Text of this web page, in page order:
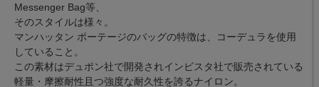
Messenger Bag等、
そのスタイルは様々。
マンハッタン ポーテージのバッグの特徴は、コーデュラを使用
していること。
この素材はデュポン社で開発されインビスタ社で販売されている
軽量・摩擦耐性且つ強度な耐久性を誇るナイロン。